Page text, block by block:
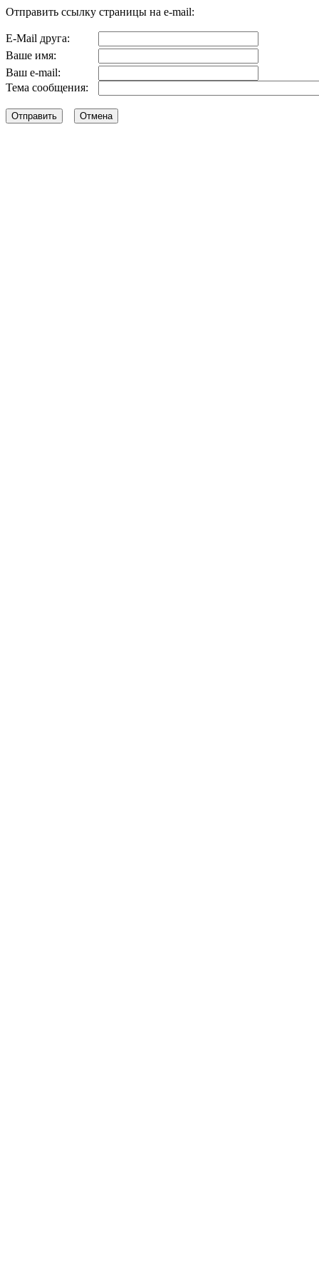
Отправить ссылку страницы на e-mail:
E-Mail друга:
Ваше имя:
Ваш e-mail:
Тема сообщения: